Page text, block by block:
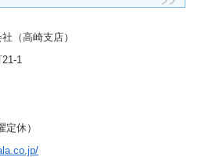
（高崎支店）
1
休）